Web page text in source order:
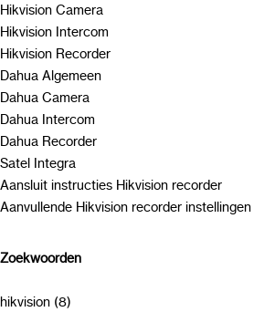
Hikvision Camera
Hikvision Intercom
Hikvision Recorder
Dahua Algemeen
Dahua Camera
Dahua Intercom
Dahua Recorder
Satel Integra
Aansluit instructies Hikvision recorder
Aanvullende Hikvision recorder instellingen
Zoekwoorden
hikvision (8)